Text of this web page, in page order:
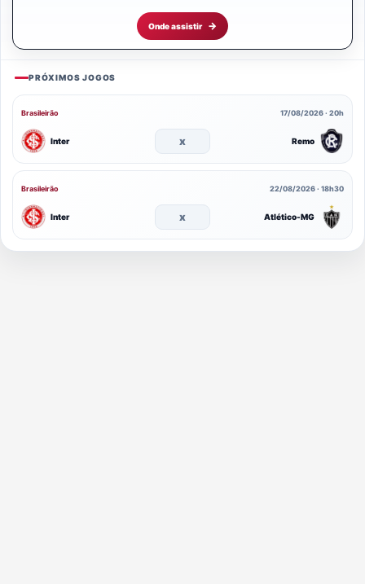
Onde assistir
PRÓXIMOS JOGOS
Brasileirão 17/08/2026 · 20h
Inter x Remo
Brasileirão 22/08/2026 · 18h30
Inter x Atlético-MG